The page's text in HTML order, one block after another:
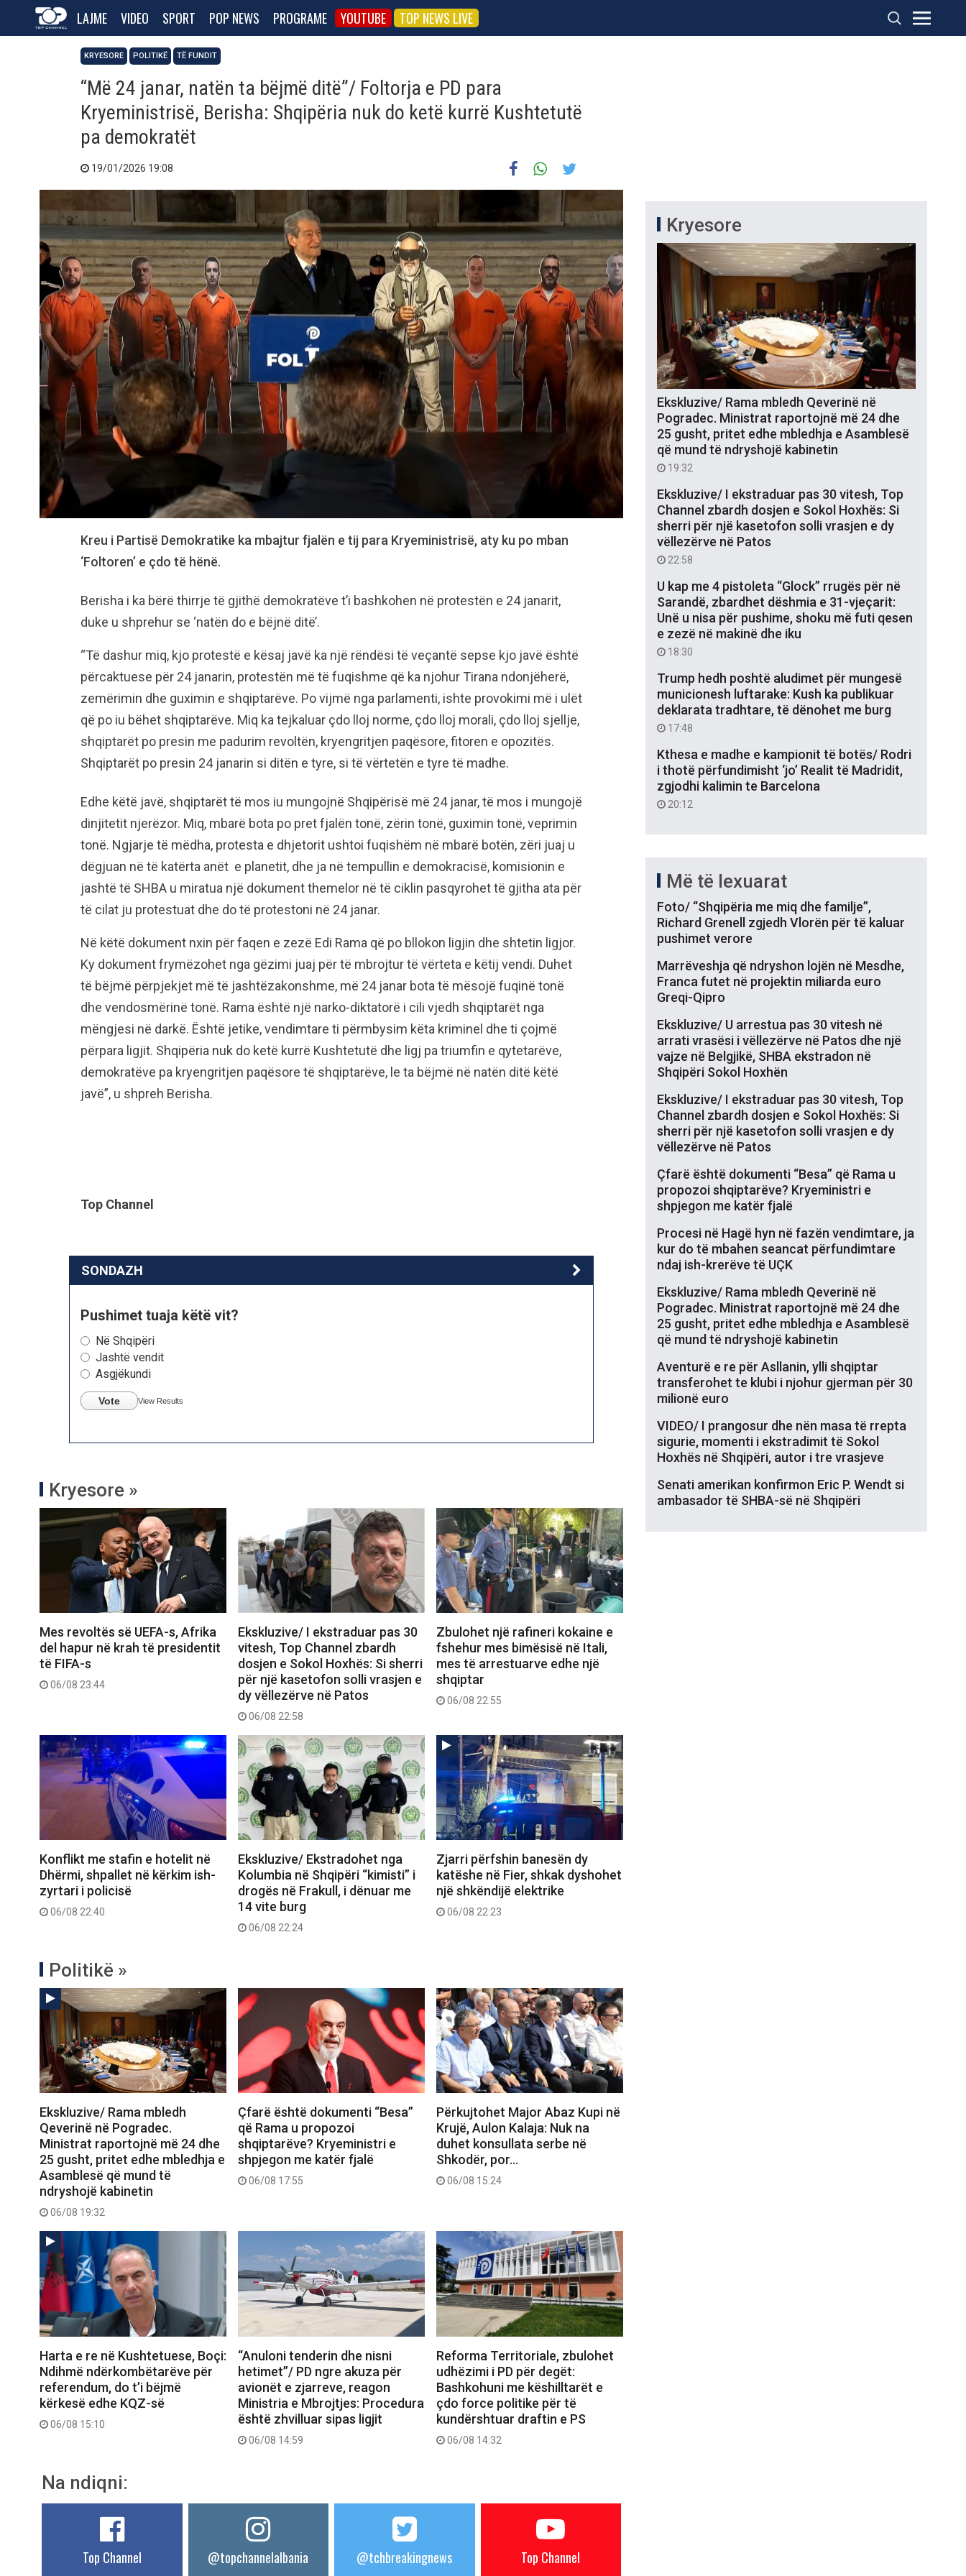
LAJME VIDEO SPORT POP NEWS PROGRAME YOUTUBE TOP NEWS LIVE
KRYESORE POLITIKË TË FUNDIT
“Më 24 janar, natën ta bëjmë ditë”/ Foltorja e PD para
Kryeministrisë, Berisha: Shqipëria nuk do ketë kurrë Kushtetutë
pa demokratët
19/01/2026 19:08
Kreu i Partisë Demokratike ka mbajtur fjalën e tij para Kryeministrisë, aty ku po mban
‘Foltoren’ e çdo të hënë.
Berisha i ka bërë thirrje të gjithë demokratëve t’i bashkohen në protestën e 24 janarit,
duke u shprehur se ‘natën do e bëjnë ditë’.
“Të dashur miq, kjo protestë e kësaj javë ka një rëndësi të veçantë sepse kjo javë është
përcaktuese për 24 janarin, protestën më të fuqishme që ka njohur Tirana ndonjëherë,
zemërimin dhe guximin e shqiptarëve. Po vijmë nga parlamenti, ishte provokimi më i ulët
që po iu bëhet shqiptarëve. Miq ka tejkaluar çdo lloj norme, çdo lloj morali, çdo lloj sjellje,
shqiptarët po presin me padurim revoltën, kryengritjen paqësore, fitoren e opozitës.
Shqiptarët po presin 24 janarin si ditën e tyre, si të vërtetën e tyre të madhe.
Edhe këtë javë, shqiptarët të mos iu mungojnë Shqipërisë më 24 janar, të mos i mungojë
dinjitetit njerëzor. Miq, mbarë bota po pret fjalën tonë, zërin tonë, guximin tonë, veprimin
tonë. Ngjarje të mëdha, protesta e dhjetorit ushtoi fuqishëm në mbarë botën, zëri juaj u
dëgjuan në të katërta anët e planetit, dhe ja në tempullin e demokracisë, komisionin e
jashtë të SHBA u miratua një dokument themelor në të ciklin pasqyrohet të gjitha ata për
të cilat ju protestuat dhe do të protestoni në 24 janar.
Në këtë dokument nxin për faqen e zezë Edi Rama që po bllokon ligjin dhe shtetin ligjor.
Ky dokument frymëzohet nga gëzimi juaj për të mbrojtur të vërteta e këtij vendi. Duhet
të bëjmë përpjekjet më të jashtëzakonshme, më 24 janar bota të mësojë fuqinë tonë
dhe vendosmërinë tonë. Rama është një narko-diktatorë i cili vjedh shqiptarët nga
mëngjesi në darkë. Është jetike, vendimtare ti përmbysim këta kriminel dhe ti çojmë
përpara ligjit. Shqipëria nuk do ketë kurrë Kushtetutë dhe ligj pa triumfin e qytetarëve,
demokratëve pa kryengritjen paqësore të shqiptarëve, le ta bëjmë në natën ditë këtë
javë”, u shpreh Berisha.
Top Channel
SONDAZH
Pushimet tuaja këtë vit?
Në Shqipëri
Jashtë vendit
Asgjëkundi
Vote View Results
Kryesore »
Mes revoltës së UEFA-s, Afrika
del hapur në krah të presidentit
të FIFA-s
06/08 23:44
Ekskluzive/ I ekstraduar pas 30
vitesh, Top Channel zbardh
dosjen e Sokol Hoxhës: Si sherri
për një kasetofon solli vrasjen e
dy vëllezërve në Patos
06/08 22:58
Zbulohet një rafineri kokaine e
fshehur mes bimësisë në Itali,
mes të arrestuarve edhe një
shqiptar
06/08 22:55
Konflikt me stafin e hotelit në
Dhërmi, shpallet në kërkim ish-
zyrtari i policisë
06/08 22:40
Ekskluzive/ Ekstradohet nga
Kolumbia në Shqipëri “kimisti” i
drogës në Frakull, i dënuar me
14 vite burg
06/08 22:24
Zjarri përfshin banesën dy
katëshe në Fier, shkak dyshohet
një shkëndijë elektrike
06/08 22:23
Politikë »
Ekskluzive/ Rama mbledh
Qeverinë në Pogradec.
Ministrat raportojnë më 24 dhe
25 gusht, pritet edhe mbledhja e
Asamblesë që mund të
ndryshojë kabinetin
06/08 19:32
Çfarë është dokumenti “Besa”
që Rama u propozoi
shqiptarëve? Kryeministri e
shpjegon me katër fjalë
06/08 17:55
Përkujtohet Major Abaz Kupi në
Krujë, Aulon Kalaja: Nuk na
duhet konsullata serbe në
Shkodër, por…
06/08 15:24
Harta e re në Kushtetuese, Boçi:
Ndihmë ndërkombëtarëve për
referendum, do t’i bëjmë
kërkesë edhe KQZ-së
06/08 15:10
“Anuloni tenderin dhe nisni
hetimet”/ PD ngre akuza për
avionët e zjarreve, reagon
Ministria e Mbrojtjes: Procedura
është zhvilluar sipas ligjit
06/08 14:59
Reforma Territoriale, zbulohet
udhëzimi i PD për degët:
Bashkohuni me këshilltarët e
çdo force politike për të
kundërshtuar draftin e PS
06/08 14:32
Na ndiqni:
Top Channel @topchannelalbania @tchbreakingnews Top Channel
Kryesore
Ekskluzive/ Rama mbledh Qeverinë në
Pogradec. Ministrat raportojnë më 24 dhe
25 gusht, pritet edhe mbledhja e Asamblesë
që mund të ndryshojë kabinetin
19:32
Ekskluzive/ I ekstraduar pas 30 vitesh, Top
Channel zbardh dosjen e Sokol Hoxhës: Si
sherri për një kasetofon solli vrasjen e dy
vëllezërve në Patos
22:58
U kap me 4 pistoleta “Glock” rrugës për në
Sarandë, zbardhet dëshmia e 31-vjeçarit:
Unë u nisa për pushime, shoku më futi qesen
e zezë në makinë dhe iku
18:30
Trump hedh poshtë aludimet për mungesë
municionesh luftarake: Kush ka publikuar
deklarata tradhtare, të dënohet me burg
17:48
Kthesa e madhe e kampionit të botës/ Rodri
i thotë përfundimisht ‘jo’ Realit të Madridit,
zgjodhi kalimin te Barcelona
20:12
Më të lexuarat
Foto/ “Shqipëria me miq dhe familje”,
Richard Grenell zgjedh Vlorën për të kaluar
pushimet verore
Marrëveshja që ndryshon lojën në Mesdhe,
Franca futet në projektin miliarda euro
Greqi-Qipro
Ekskluzive/ U arrestua pas 30 vitesh në
arrati vrasësi i vëllezërve në Patos dhe një
vajze në Belgjikë, SHBA ekstradon në
Shqipëri Sokol Hoxhën
Ekskluzive/ I ekstraduar pas 30 vitesh, Top
Channel zbardh dosjen e Sokol Hoxhës: Si
sherri për një kasetofon solli vrasjen e dy
vëllezërve në Patos
Çfarë është dokumenti “Besa” që Rama u
propozoi shqiptarëve? Kryeministri e
shpjegon me katër fjalë
Procesi në Hagë hyn në fazën vendimtare, ja
kur do të mbahen seancat përfundimtare
ndaj ish-krerëve të UÇK
Ekskluzive/ Rama mbledh Qeverinë në
Pogradec. Ministrat raportojnë më 24 dhe
25 gusht, pritet edhe mbledhja e Asamblesë
që mund të ndryshojë kabinetin
Aventurë e re për Asllanin, ylli shqiptar
transferohet te klubi i njohur gjerman për 30
milionë euro
VIDEO/ I prangosur dhe nën masa të rrepta
sigurie, momenti i ekstradimit të Sokol
Hoxhës në Shqipëri, autor i tre vrasjeve
Senati amerikan konfirmon Eric P. Wendt si
ambasador të SHBA-së në Shqipëri